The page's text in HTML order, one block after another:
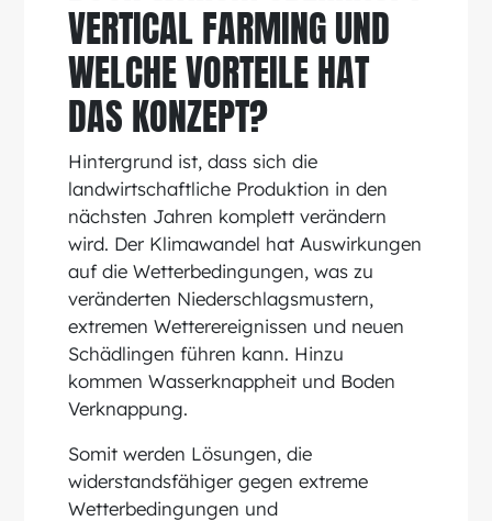
VERTICAL FARMING UND
WELCHE VORTEILE HAT
DAS KONZEPT?
Hintergrund ist, dass sich die
landwirtschaftliche Produktion in den
nächsten Jahren komplett verändern
wird. Der Klimawandel hat Auswirkungen
auf die Wetterbedingungen, was zu
veränderten Niederschlagsmustern,
extremen Wetterereignissen und neuen
Schädlingen führen kann. Hinzu
kommen Wasserknappheit und Boden
Verknappung.
Somit werden Lösungen, die
widerstandsfähiger gegen extreme
Wetterbedingungen und